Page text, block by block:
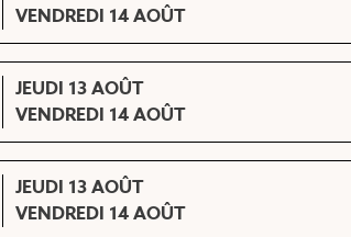
VENDREDI 14 AOÛT
JEUDI 13 AOÛT
VENDREDI 14 AOÛT
JEUDI 13 AOÛT
VENDREDI 14 AOÛT